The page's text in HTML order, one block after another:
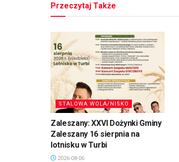
Przeczytaj Także
STALOWA WOLA/NISKO
Zaleszany: XXVI Dożynki Gminy
Zaleszany 16 sierpnia na
lotnisku w Turbi
2026-08-06